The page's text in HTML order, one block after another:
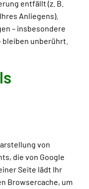
entfällt (z. B.
Anliegens).
– insbesondere
unberührt.
von
die von Google
Seite lädt Ihr
Browsercache, um